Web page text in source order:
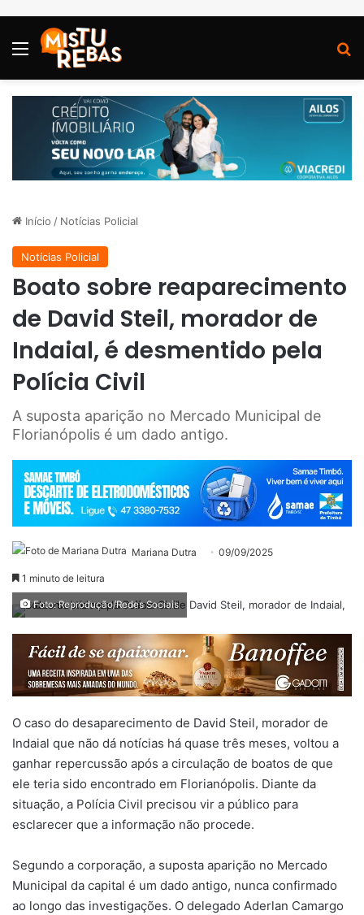
Menu
Início / Notícias Policial
Notícias Policial
Boato sobre reaparecimento
de David Steil, morador de
Indaial, é desmentido pela
Polícia Civil
A suposta aparição no Mercado Municipal de
Florianópolis é um dado antigo.
Mariana Dutra 09/09/2025
1 minuto de leitura
Foto: Reprodução/Redes Sociais
O caso do desaparecimento de David Steil, morador de
Indaial que não dá notícias há quase três meses, voltou a
ganhar repercussão após a circulação de boatos de que
ele teria sido encontrado em Florianópolis. Diante da
situação, a Polícia Civil precisou vir a público para
esclarecer que a informação não procede.
Segundo a corporação, a suposta aparição no Mercado
Municipal da capital é um dado antigo, nunca confirmado
ao longo das investigações. O delegado Aderlan Camargo